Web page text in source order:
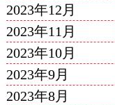
2023年12月
2023年11月
2023年10月
2023年9月
2023年8月